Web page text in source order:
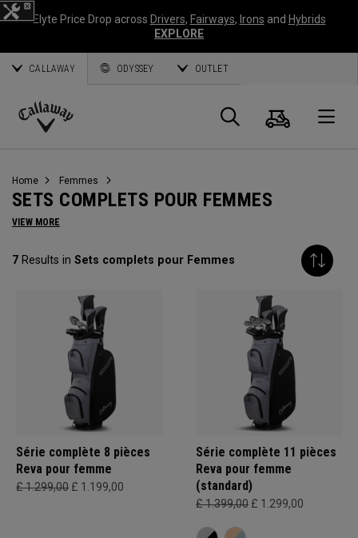
Elyte Price Drop across Drivers, Fairways, Irons and Hybrids
EXPLORE
CALLAWAY ODYSSEY OUTLET
Callaway
Panier
Home Femmes
SETS COMPLETS POUR FEMMES
VIEW MORE
7 Results in Sets complets pour Femmes
Série complète 8 pièces
Reva pour femme
£ 1.299,00 £ 1.199,00
Série complète 11 pièces
Reva pour femme
(standard)
£ 1.399,00 £ 1.299,00